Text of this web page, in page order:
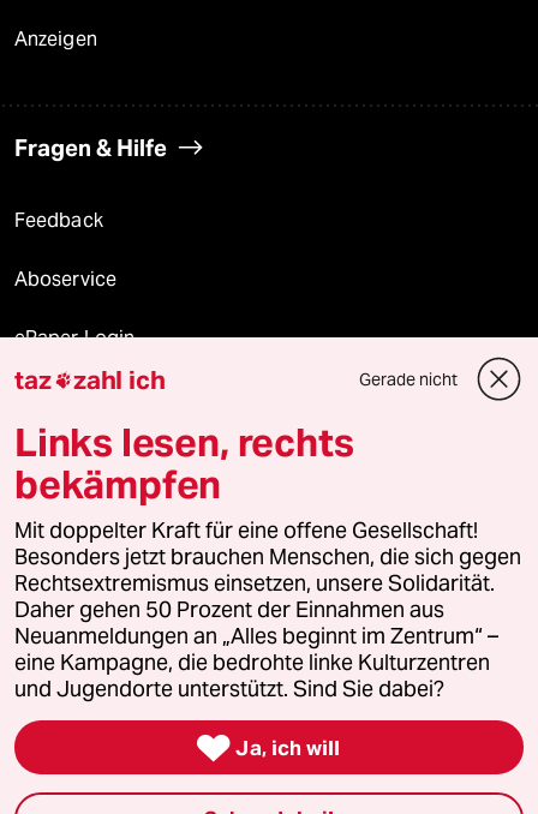
Anzeigen
Fragen & Hilfe
Feedback
Aboservice
ePaper Login
Downloads für Abonnierende
© 2026 taz Verlags und Vertriebs GmbH
Alle Rechte vorbehalten. Bei rechtlichen Fragen oder für Genehmigungen
wenden Sie sich bitte an
lizenzen@taz.de
Feedback Redaktionsstatut Kommune-Richtlinien
Leitlinie Informant Datenschutz Impressum AGB
Seitenwende Einwilligungen widerrufen (Ads)
taz zahl ich Gerade nicht
Links lesen, rechts
bekämpfen
Mit doppelter Kraft für eine offene Gesellschaft!
Besonders jetzt brauchen Menschen, die sich gegen
Rechtsextremismus einsetzen, unsere Solidarität.
Daher gehen 50 Prozent der Einnahmen aus
Neuanmeldungen an „Alles beginnt im Zentrum“ –
eine Kampagne, die bedrohte linke Kulturzentren
und Jugendorte unterstützt. Sind Sie dabei?
 Ja, ich will